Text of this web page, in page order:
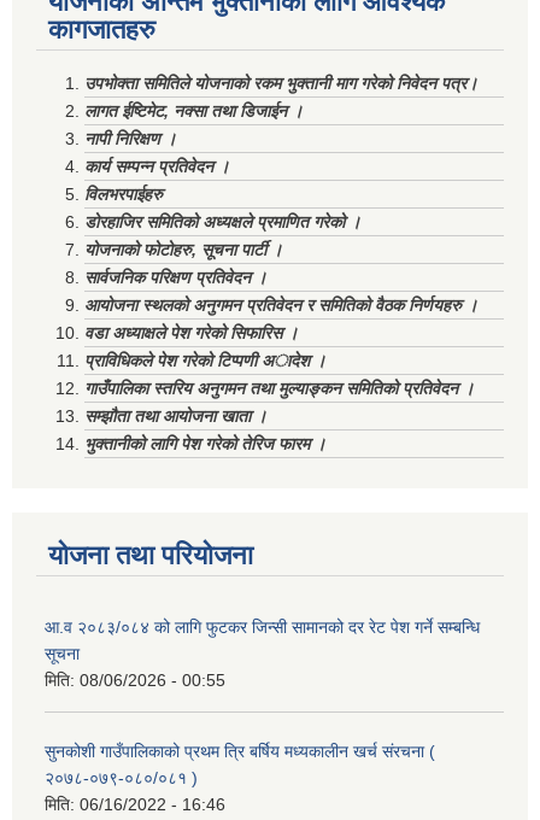
कागजातहरु
उपभोक्ता समितिले योजनाको रकम भुक्तानी माग गरेको निवेदन पत्र।
लागत ईष्टिमेट, नक्सा तथा डिजाईन ।
नापी निरिक्षण ।
कार्य सम्पन्न प्रतिवेदन ।
विलभरपाईहरु
डोरहाजिर समितिको अध्यक्षले प्रमाणित गरेको ।
योजनाको फोटोहरु, सूचना पार्टी ।
सार्वजनिक परिक्षण प्रतिवेदन ।
आयोजना स्थलको अनुगमन प्रतिवेदन र समितिको वैठक निर्णयहरु ।
वडा अध्याक्षले पेश गरेको सिफारिस ।
प्राविधिकले पेश गरेको टिप्पणी अादेश ।
गाउँपालिका स्तरिय अनुगमन तथा मुल्याङ्कन समितिको प्रतिवेदन ।
सम्झौता तथा आयोजना खाता ।
भुक्तानीको लागि पेश गरेको तेरिज फारम ।
योजना तथा परियोजना
आ.व २०८३/०८४ को लागि फुटकर जिन्सी सामानको दर रेट पेश गर्ने सम्बन्धि
सूचना
मिति: 08/06/2026 - 00:55
सुनकोशी गाउँपालिकाको प्रथम त्रि बर्षिय मध्यकालीन खर्च संरचना (
२०७८-०७९-०८०/०८१ )
मिति: 06/16/2022 - 16:46